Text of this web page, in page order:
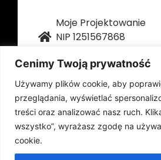
Cenimy Twoją prywatność
Używamy plików cookie, aby
przeglądania, wyświetlać
treści oraz analizować nasz ruch.
wszystko”, wyrażasz zgodę na
cookie.
Moje Projektowanie
NIP 1251567868
Regulamin